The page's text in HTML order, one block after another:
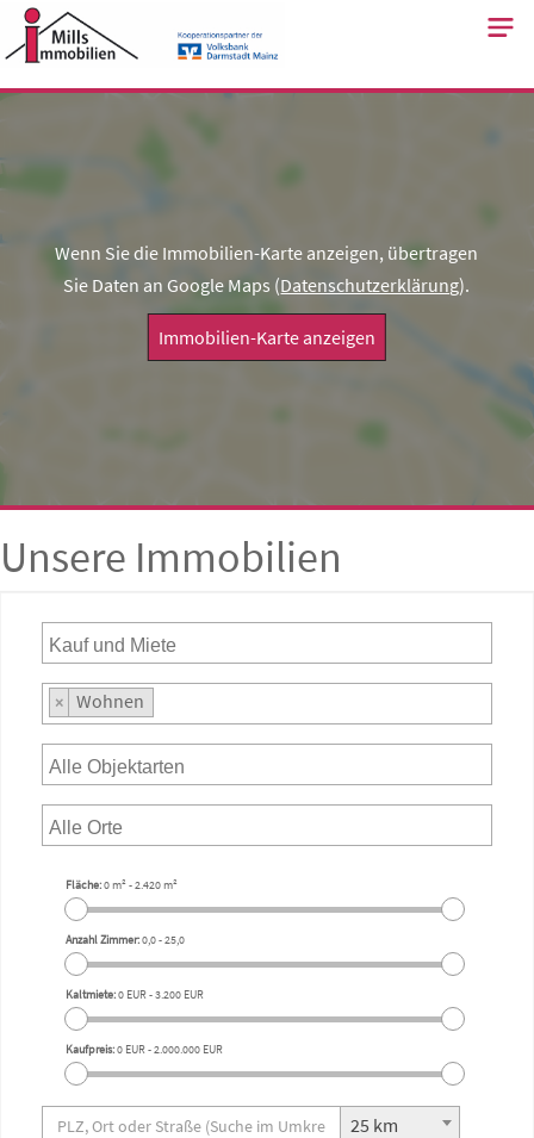
Skip
to
Wenn Sie die Immobilien-Karte anzeigen, übertragen
Sie Daten an Google Maps (Datenschutzerklärung).
Immobilien-Karte anzeigen
Unsere Immobilien
× Wohnen
Fläche:0 m²-2.420 m²
Anzahl Zimmer:0,0-25,0
Kaltmiete:0 EUR-3.200 EUR
Kaufpreis:0 EUR-2.000.000 EUR
25 km